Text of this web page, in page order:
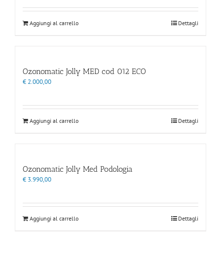
Aggiungi al carrello Dettagli
Ozonomatic Jolly MED cod 012 ECO
€ 2.000,00
Aggiungi al carrello Dettagli
Ozonomatic Jolly Med Podologia
€ 3.990,00
Aggiungi al carrello Dettagli